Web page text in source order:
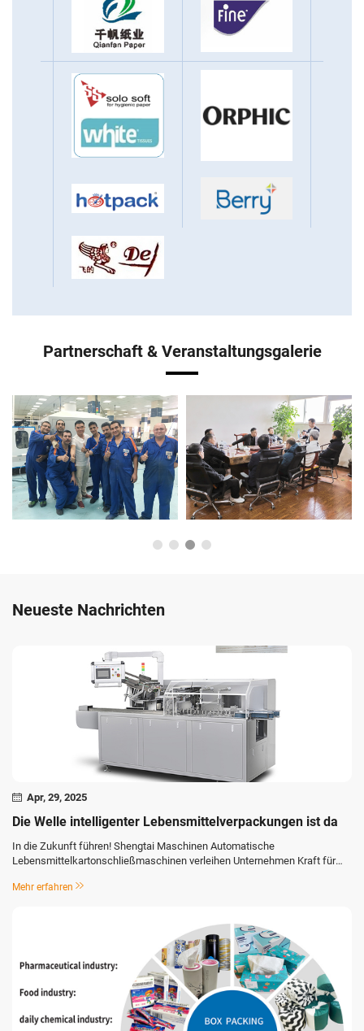
Partnerschaft & Veranstaltungsgalerie
Neueste Nachrichten
Apr, 29, 2025
Die Welle intelligenter Lebensmittelverpackungen ist da
In die Zukunft führen! Shengtai Maschinen Automatische
Lebensmittelkartonschließmaschinen verleihen Unternehmen Kraft für
Angetrieben von Konsumupgrades und diversifizierten Marktnachfragen
Mehr erfahren